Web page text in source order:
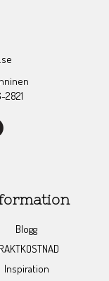
2821
Blogg
Inspiration